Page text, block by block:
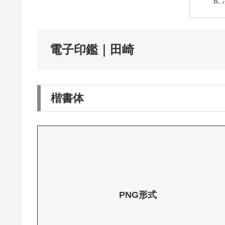
電子印鑑｜田崎
楷書体
PNG形式